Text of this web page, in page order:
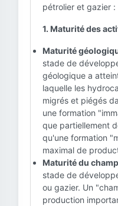
pétrolier et gazier :
1. Maturité des
Maturité
stade de
géologique a
laquelle les
migrés et piégés
une formation
que partiellement
qu'une formation
maximal de
Maturité du
stade de
ou gazier. Un
production